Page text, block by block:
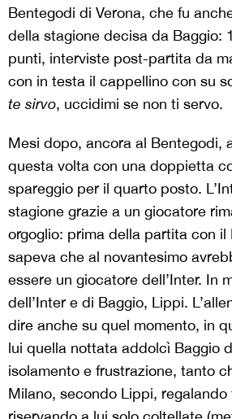
Bentegodi di Verona, che fu
della stagione decisa da Baggio:
punti, interviste post-partita da
con in testa il cappellino con su
te sirvo, uccidimi se non ti servo.
Mesi dopo, ancora al Bentegodi,
questa volta con una doppietta
spareggio per il quarto posto.
stagione grazie a un giocatore
orgoglio: prima della partita con il
sapeva che al novantesimo
essere un giocatore dell’Inter. In
dell’Inter e di Baggio, Lippi.
dire anche su quel momento, in
lui quella nottata addolcì Baggio
isolamento e frustrazione, tanto
Milano, secondo Lippi, regalando